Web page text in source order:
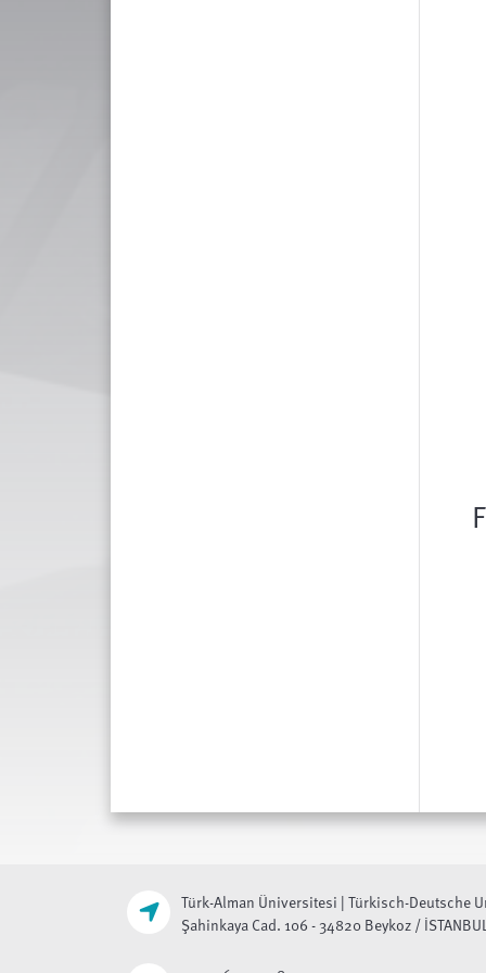
Türk-Alman Üniversitesi | Türkisch-Deutsche
Şahinkaya Cad. 106 - 34820 Beykoz /